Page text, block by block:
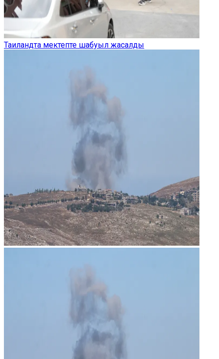
Таиландта мектепте шабуыл жасалды